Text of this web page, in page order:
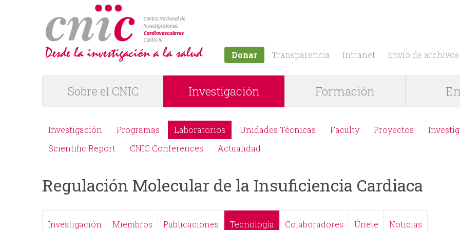
Donar Transparencia Intranet Envío de archivos
e
n
R
Sobre el CNIC Investigación Formación
M
n
ú
Investigación Programas Laboratorios Unidades Técnicas Faculty Proyectos
Scientific Report
CNIC Conferences Actualidad
Regulación Molecular de la Insuficiencia Cardiaca
Investigación Miembros Publicaciones Tecnología Colaboradores Únete Noticias